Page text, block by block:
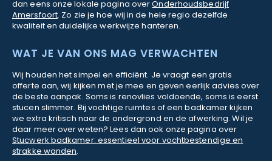
dan eens onze lokale pagina overOnderhoudsbedrijf
Amersfoort. Zo zie je hoe wij in de hele regio dezelfde
kwaliteit en duidelijke werkwijze hanteren.
WAT JE VAN ONS MAG VERWACHTEN
Wij houden het simpel en efficiënt. Je vraagt een gratis
offerte aan, wij kijken met je mee en geven eerlijk advies over
de beste aanpak. Soms is renovlies voldoende, soms is eerst
stucen slimmer. Bij vochtige ruimtes of een badkamer kijken
we extra kritisch naar de ondergrond en de afwerking. Wil je
daar meer over weten? Lees dan ook onze pagina over
Stucwerk badkamer: essentieel voor vochtbestendige en
strakke wanden.